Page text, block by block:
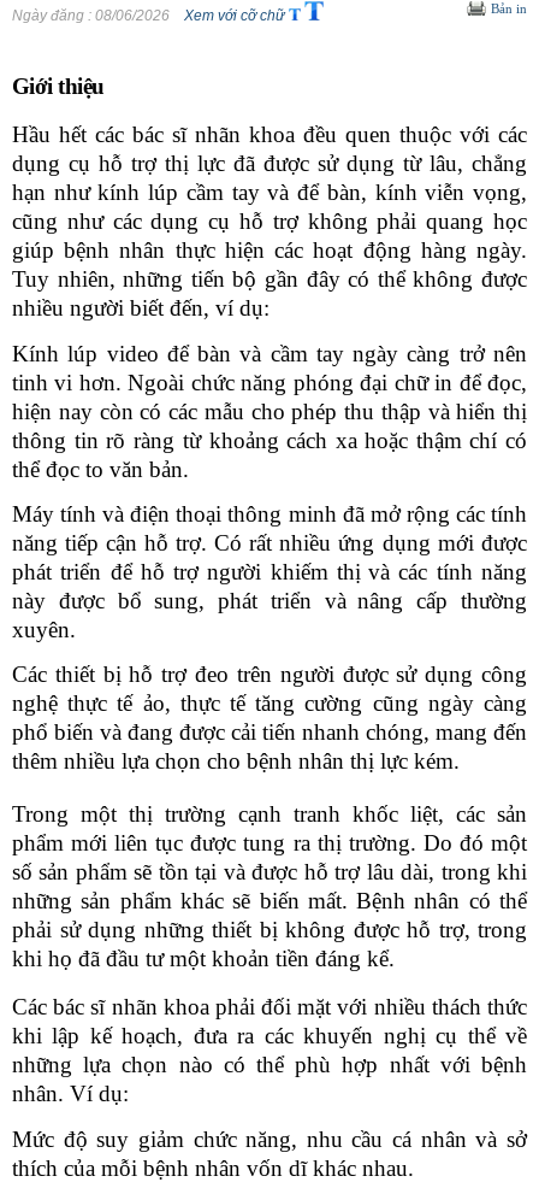
Ngày đăng : 08/06/2026 Xem với cỡ chữ Bản in
Giới thiệu
Hầu hết các bác sĩ nhãn khoa đều quen thuộc với các
dụng cụ hỗ trợ thị lực đã được sử dụng từ lâu, chẳng
hạn như kính lúp cầm tay và để bàn, kính viễn vọng,
cũng như các dụng cụ hỗ trợ không phải quang học
giúp bệnh nhân thực hiện các hoạt động hàng ngày.
Tuy nhiên, những tiến bộ gần đây có thể không được
nhiều người biết đến, ví dụ:
Kính lúp video để bàn và cầm tay ngày càng trở nên
tinh vi hơn. Ngoài chức năng phóng đại chữ in để đọc,
hiện nay còn có các mẫu cho phép thu thập và hiển thị
thông tin rõ ràng từ khoảng cách xa hoặc thậm chí có
thể đọc to văn bản.
Máy tính và điện thoại thông minh đã mở rộng các tính
năng tiếp cận hỗ trợ. Có rất nhiều ứng dụng mới được
phát triển để hỗ trợ người khiếm thị và các tính năng
này được bổ sung,phát triển và nâng cấp thường
xuyên.
Các thiết bị hỗ trợ đeo trên người được sử dụng công
nghệ thực tế ảo, thực tế tăng cường cũng ngày càng
phổ biến và đang được cải tiến nhanh chóng, mang đến
thêm nhiều lựa chọn cho bệnh nhân thị lực kém.
Trong một thị trường cạnh tranh khốc liệt, các sản
phẩm mới liên tục được tung ra thị trường. Do đó một
số sản phẩm sẽ tồn tại và được hỗ trợ lâu dài, trong khi
những sản phẩm khác sẽ biến mất. Bệnh nhân có thể
phải sử dụng những thiết bị không được hỗ trợ, trong
khi họ đã đầu tư một khoản tiền đáng kể.
Các bác sĩ nhãn khoa phải đối mặt với nhiều thách thức
khi lập kế hoạch, đưa ra các khuyến nghị cụ thể về
những lựa chọn nào có thể phù hợp nhất với bệnh
nhân. Ví dụ:
Mức độ suy giảm chức năng, nhu cầu cá nhân và sở
thích của mỗi bệnh nhân vốn dĩkhác nhau.